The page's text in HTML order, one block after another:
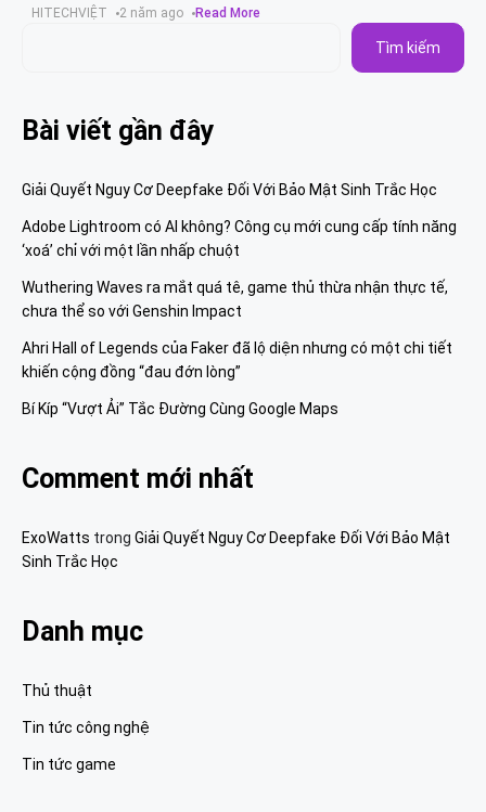
HITECHVIỆT 2 năm ago Read More
Tìm kiếm
Bài viết gần đây
Giải Quyết Nguy Cơ Deepfake Đối Với Bảo Mật Sinh Trắc Học
Adobe Lightroom có AI không? Công cụ mới cung cấp tính năng
‘xoá’ chỉ với một lần nhấp chuột
Wuthering Waves ra mắt quá tê, game thủ thừa nhận thực tế,
chưa thể so với Genshin Impact
Ahri Hall of Legends của Faker đã lộ diện nhưng có một chi tiết
khiến cộng đồng “đau đớn lòng”
Bí Kíp “Vượt Ải” Tắc Đường Cùng Google Maps
Comment mới nhất
ExoWatts trong Giải Quyết Nguy Cơ Deepfake Đối Với Bảo Mật
Sinh Trắc Học
Danh mục
Thủ thuật
Tin tức công nghệ
Tin tức game